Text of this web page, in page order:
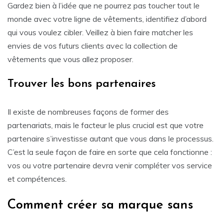
Gardez bien à l’idée que ne pourrez pas toucher tout le
monde avec votre ligne de vêtements, identifiez d’abord
qui vous voulez cibler. Veillez à bien faire matcher les
envies de vos futurs clients avec la collection de
vêtements que vous allez proposer.
Trouver les bons partenaires
Il existe de nombreuses façons de former des
partenariats, mais le facteur le plus crucial est que votre
partenaire s’investisse autant que vous dans le processus.
C’est la seule façon de faire en sorte que cela fonctionne :
vos ou votre partenaire devra venir compléter vos service
et compétences.
Comment créer sa marque sans